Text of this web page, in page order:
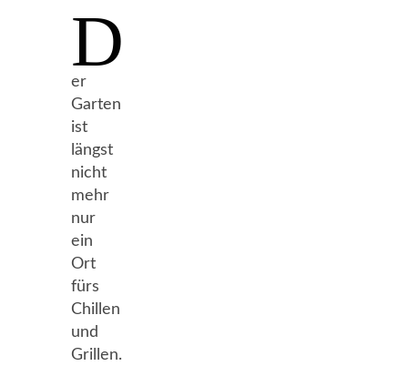
D
er
Garten
ist
längst
nicht
mehr
nur
ein
Ort
fürs
Chillen
und
Grillen.